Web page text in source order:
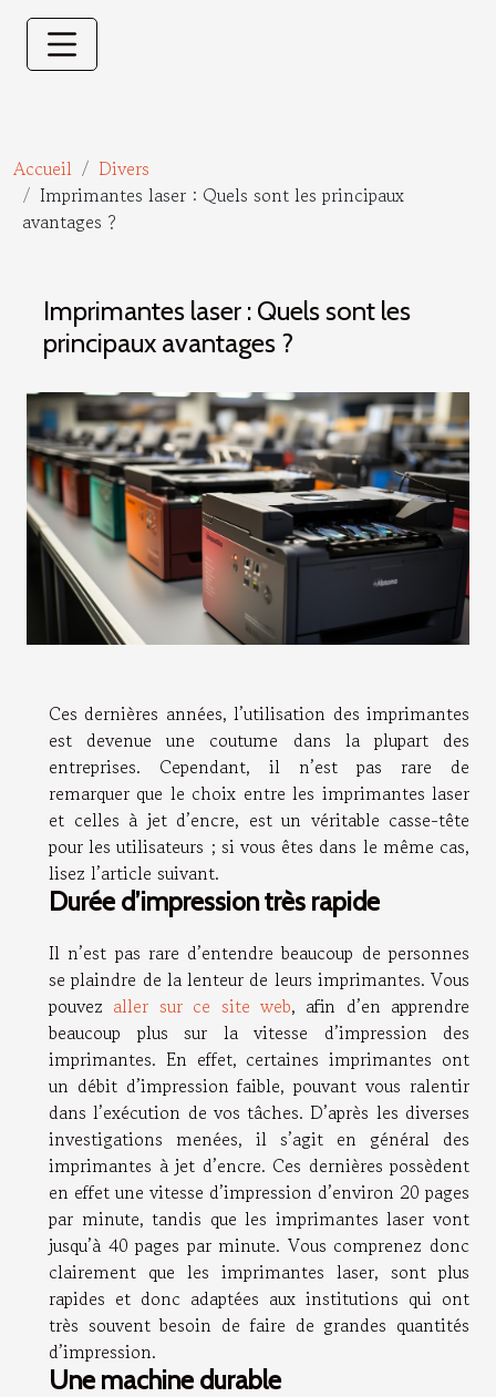
Accueil
Divers
Imprimantes laser : Quels sont les principaux
avantages ?
Imprimantes laser : Quels sont les
principaux avantages ?
Ces dernières années, l’utilisation des imprimantes
est devenue une coutume dans la plupart des
entreprises. Cependant, il n’est pas rare de
remarquer que le choix entre les imprimantes laser
et celles à jet d’encre, est un véritable casse-tête
pour les utilisateurs ; si vous êtes dans le même cas,
lisez l’article suivant.
Durée d’impression très rapide
Il n’est pas rare d’entendre beaucoup de personnes
se plaindre de la lenteur de leurs imprimantes. Vous
pouvez aller sur ce site web, afin d’en apprendre
beaucoup plus sur la vitesse d’impression des
imprimantes. En effet, certaines imprimantes ont
un débit d’impression faible, pouvant vous ralentir
dans l’exécution de vos tâches. D’après les diverses
investigations menées, il s’agit en général des
imprimantes à jet d’encre. Ces dernières possèdent
en effet une vitesse d’impression d’environ 20 pages
par minute, tandis que les imprimantes laser vont
jusqu’à 40 pages par minute. Vous comprenez donc
clairement que les imprimantes laser, sont plus
rapides et donc adaptées aux institutions qui ont
très souvent besoin de faire de grandes quantités
d’impression.
Une machine durable